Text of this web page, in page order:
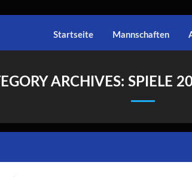
Startseite Mannschaften
ARCHIVES: SPIELE